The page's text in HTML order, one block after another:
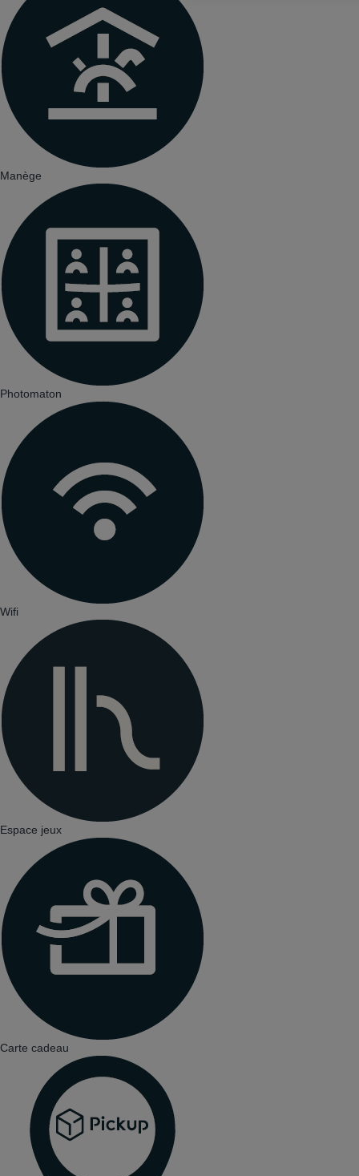
Manège
Photomaton
Wifi
Espace jeux
Carte cadeau